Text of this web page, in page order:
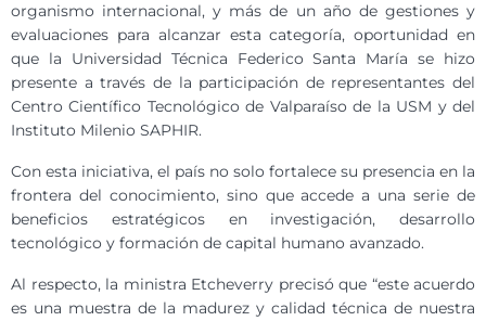
organismo internacional, y más de un año de gestiones y
evaluaciones para alcanzar esta categoría, oportunidad en
que la Universidad Técnica Federico Santa María se hizo
presente a través de la participación de representantes del
Centro Científico Tecnológico de Valparaíso de la USM y del
Instituto Milenio SAPHIR.
Con esta iniciativa, el país no solo fortalece su presencia en la
frontera del conocimiento, sino que accede a una serie de
beneficios estratégicos en investigación, desarrollo
tecnológico y formación de capital humano avanzado.
Al respecto, la ministra Etcheverry precisó que “este acuerdo
es una muestra de la madurez y calidad técnica de nuestra